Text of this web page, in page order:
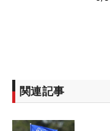
関連記事